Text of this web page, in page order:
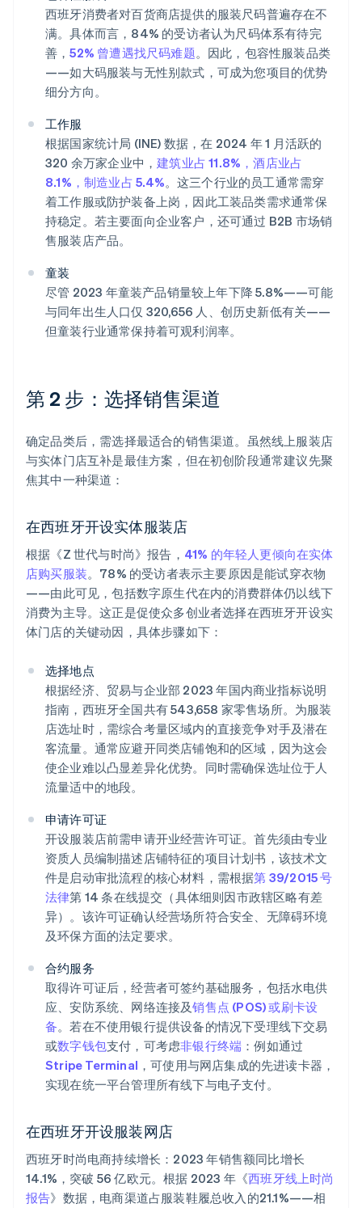
西班牙消费者对百货商店提供的服装尺码普遍存在不
满。具体而言，84% 的受访者认为尺码体系有待完
善，52% 曾遭遇找尺码难题。因此，包容性服装品类
——如大码服装与无性别款式，可成为您项目的优势
细分方向。
工作服
根据国家统计局 (INE) 数据，在 2024 年 1 月活跃的
320 余万家企业中，建筑业占 11.8%，酒店业占
8.1%，制造业占 5.4%。这三个行业的员工通常需穿
着工作服或防护装备上岗，因此工装品类需求通常保
持稳定。若主要面向企业客户，还可通过 B2B 市场销
售服装店产品。
童装
尽管 2023 年童装产品销量较上年下降 5.8%——可能
与同年出生人口仅 320,656 人、创历史新低有关——
但童装行业通常保持着可观利润率。
第 2 步：选择销售渠道
确定品类后，需选择最适合的销售渠道。虽然线上服装店
与实体门店互补是最佳方案，但在初创阶段通常建议先聚
焦其中一种渠道：
在西班牙开设实体服装店
根据《Z 世代与时尚》报告， 41% 的年轻人更倾向在实体
店购买服装。78% 的受访者表示主要原因是能试穿衣物
——由此可见，包括数字原生代在内的消费群体仍以线下
消费为主导。这正是促使众多创业者选择在西班牙开设实
体门店的关键动因，具体步骤如下：
选择地点
根据经济、贸易与企业部 2023 年国内商业指标说明
指南，西班牙全国共有 543,658 家零售场所。为服装
店选址时，需综合考量区域内的直接竞争对手及潜在
客流量。通常应避开同类店铺饱和的区域，因为这会
使企业难以凸显差异化优势。同时需确保选址位于人
流量适中的地段。
申请许可证
开设服装店前需申请开业经营许可证。首先须由专业
资质人员编制描述店铺特征的项目计划书，该技术文
件是启动审批流程的核心材料，需根据第 39/2015 号
法律第 14 条在线提交（具体细则因市政辖区略有差
异）。该许可证确认经营场所符合安全、无障碍环境
及环保方面的法定要求。
合约服务
取得许可证后，经营者可签约基础服务，包括水电供
应、安防系统、网络连接及销售点 (POS) 或刷卡设
备。若在不使用银行提供设备的情况下受理线下交易
或数字钱包支付，可考虑非银行终端 ：例如通过
Stripe Terminal ，可使用与网店集成的先进读卡器，
实现在统一平台管理所有线下与电子支付。
在西班牙开设服装网店
西班牙时尚电商持续增长：2023 年销售额同比增长
14.1%，突破 56 亿欧元。根据 2023 年《西班牙线上时尚
报告》数据，电商渠道占服装鞋履总收入的21.1%——相